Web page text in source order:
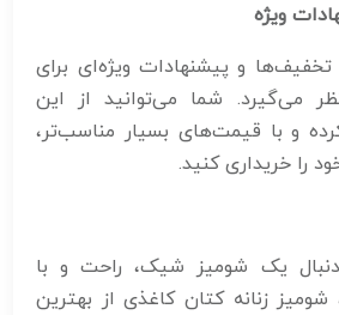
ویژه
تخفیف‌ها و پیشنهادات ویژه‌ای برای
می‌گیرد. شما می‌توانید از این
و با قیمت‌های بسیار مناسب‌تر،
را خریداری کنید.
یک شومیز شیک، راحت و با
زنانه کتان کاغذی از بهترین